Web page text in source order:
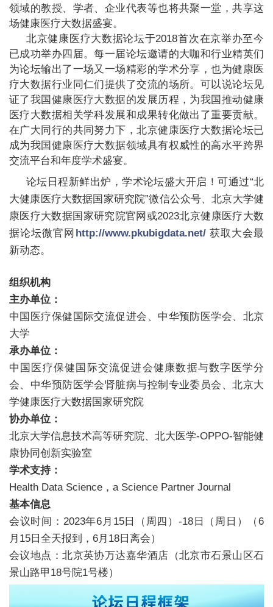
+
+
+
领域的教授、学者、企业代表等也将共聚一堂，共享这
场健康医疗大数据盛宴。
北京健康医疗大数据论坛于2018首次在京举办至今
已成功举办四届。每一届论坛邀请的大咖和行业精英们
为论坛输出了一场又一场精彩的学术分享，也为健康医
疗大数据行业同仁们提供了交流的场所。可以说论坛见
证了我国健康医疗大数据的发展历程，为我国推动健康
医疗大数据相关学科发展和成果转化做出了重要贡献。
在广大同行的共同努力下，北京健康医疗大数据论坛已
成为我国健康医疗大数据领域具有权威性的高水平跨界
交流平台和年度学术盛宴。
论坛日程新鲜出炉，学术论坛盛大开启！可通过“北
大健康医疗大数据国家研究院”微信公众号、北京大学健
康医疗大数据国家研究院官网或2023北京健康医疗大数
据论坛微官网 http://www.pkubigdata.net/ 获取大会最
新动态。
组织机构
主办单位：
中国医疗保健国际交流促进会、中华预防医学会、北京
大学
承办单位：
中国医疗保健国际交流促进会健康数据与数字医学分
会、中华预防医学会肾脏病与控制专业委员会、北京大
学健康医疗大数据国家研究院
协办单位：
北京大学信息技术高等研究院、北大医学-OPPO-智能健
康协同创新实验室
学术支持：
Health Data Science，a Science Partner Journal
基本信息
会议时间： 2023年6月15日（周四）-18日（周日）（6
月15日全天报到，6月18日离会）
会议地点：北京英协万达嘉华酒店（北京市石景山区石
景山路甲18号院1号楼）